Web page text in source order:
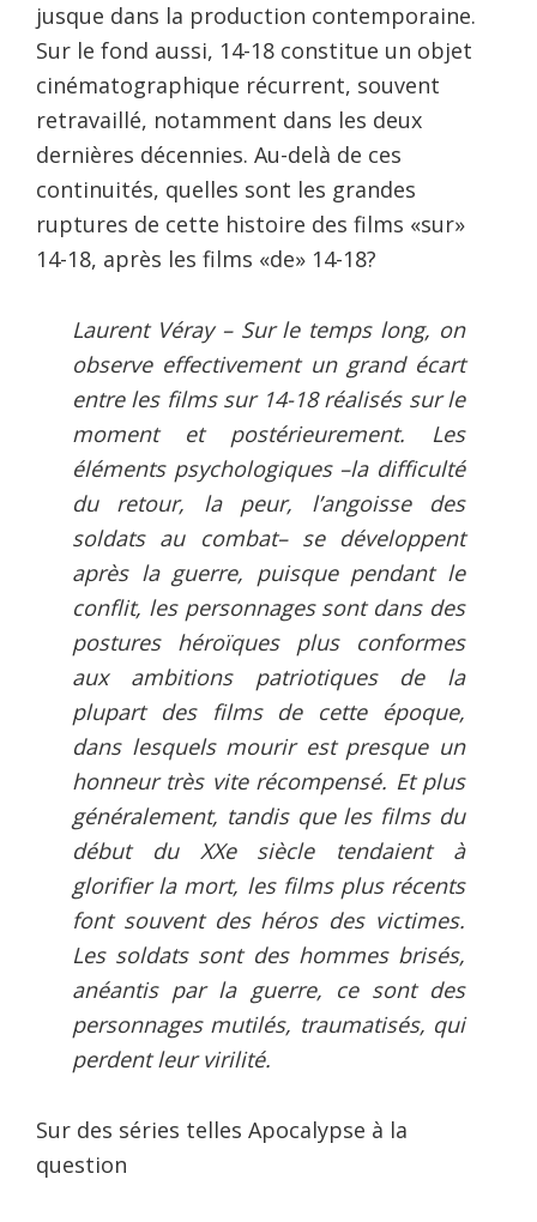
jusque dans la production contemporaine.
Sur le fond aussi, 14-18 constitue un objet
cinématographique récurrent, souvent
retravaillé, notamment dans les deux
dernières décennies. Au-delà de ces
continuités, quelles sont les grandes
ruptures de cette histoire des films «sur»
14-18, après les films «de» 14-18?
Laurent Véray – Sur le temps long, on
observe effectivement un grand écart
entre les films sur 14-18 réalisés sur le
moment et postérieurement. Les
éléments psychologiques –la difficulté
du retour, la peur, l’angoisse des
soldats au combat– se développent
après la guerre, puisque pendant le
conflit, les personnages sont dans des
postures héroïques plus conformes
aux ambitions patriotiques de la
plupart des films de cette époque,
dans lesquels mourir est presque un
honneur très vite récompensé. Et plus
généralement, tandis que les films du
début du XXe siècle tendaient à
glorifier la mort, les films plus récents
font souvent des héros des victimes.
Les soldats sont des hommes brisés,
anéantis par la guerre, ce sont des
personnages mutilés, traumatisés, qui
perdent leur virilité.
Sur des séries telles Apocalypse à la
question